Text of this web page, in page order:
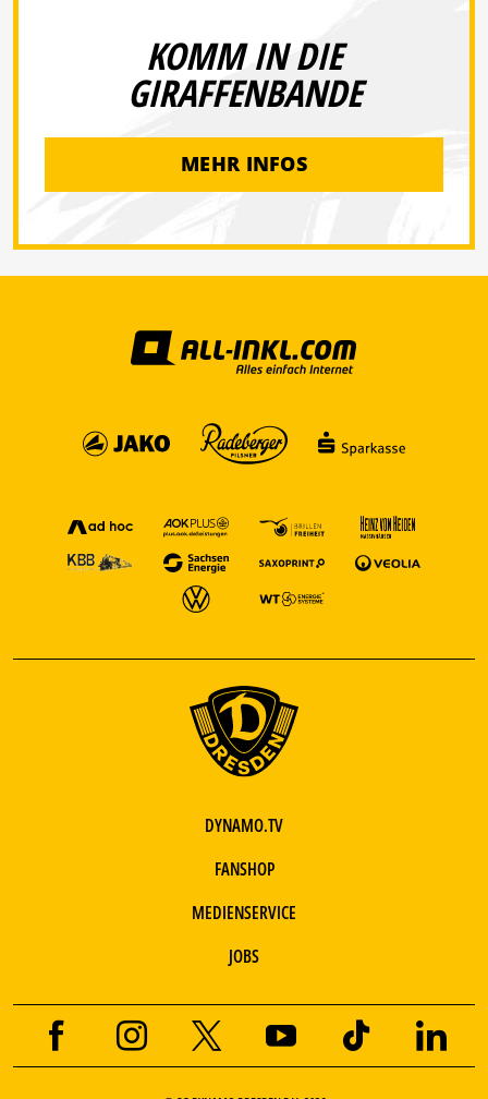
KOMM IN DIE
GIRAFFENBANDE
MEHR INFOS
DYNAMO.TV
FANSHOP
MEDIENSERVICE
JOBS